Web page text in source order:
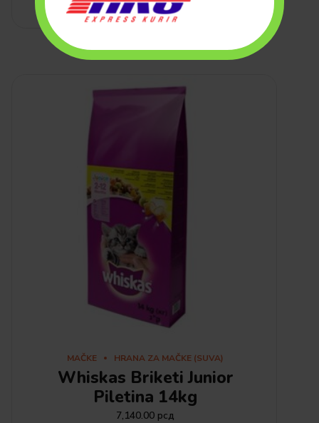
MAČKE HRANA ZA MAČKE (SUVA)
Whiskas Briketi Junior
Piletina 14kg
7,140.00 рсд